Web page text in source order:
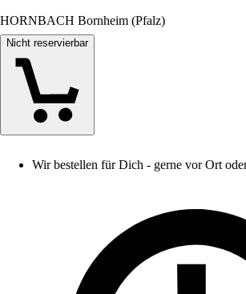
HORNBACH Bornheim (Pfalz)
Nicht reservierbar
Wir bestellen für Dich - gerne vor Ort